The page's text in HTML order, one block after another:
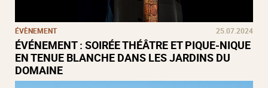
ÉVÈNEMENT 25.07.2024
ÉVÉNEMENT : SOIRÉE THÉÂTRE ET PIQUE-NIQUE
EN TENUE BLANCHE DANS LES JARDINS DU
DOMAINE